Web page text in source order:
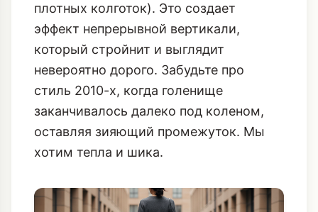
плотных колготок). Это создает
эффект непрерывной вертикали,
который стройнит и выглядит
невероятно дорого. Забудьте про
стиль 2010-х, когда голенище
заканчивалось далеко под коленом,
оставляя зияющий промежуток. Мы
хотим тепла и шика.